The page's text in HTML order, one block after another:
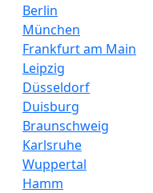
Berlin
München
Frankfurt am Main
Leipzig
Düsseldorf
Duisburg
Braunschweig
Karlsruhe
Wuppertal
Hamm